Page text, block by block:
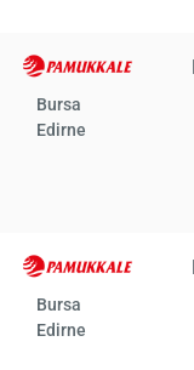
Bursa
Edirne
Bursa
Edirne